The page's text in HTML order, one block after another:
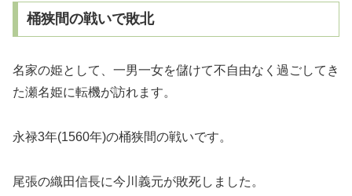
桶狭間の戦いで敗北
名家の姫として、一男一女を儲けて不自由なく過ごしてき
た瀬名姫に転機が訪れます。
永禄3年(1560年)の桶狭間の戦いです。
尾張の織田信長に今川義元が敗死しました。